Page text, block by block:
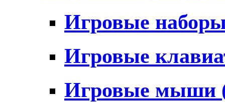
Игровые
Игровые
Игровые мыши